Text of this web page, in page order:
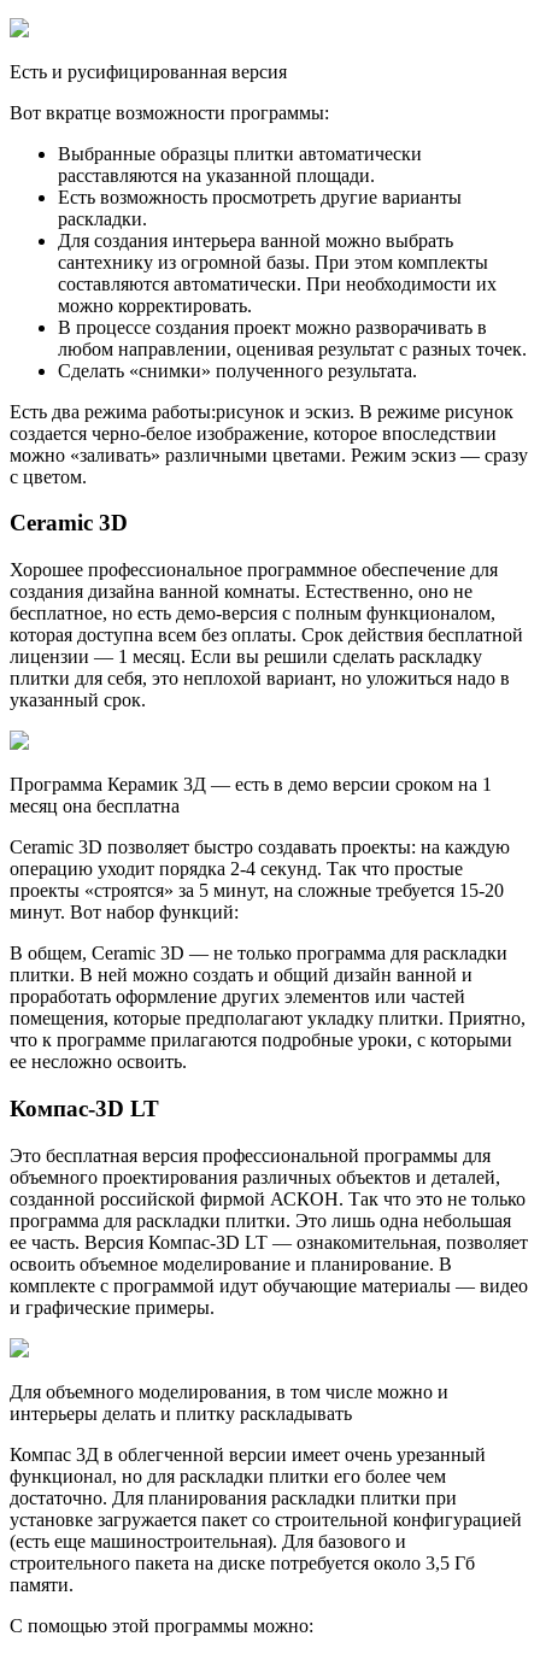
Есть и русифицированная версия
Вот вкратце возможности программы:
Выбранные образцы плитки автоматически
расставляются на указанной площади.
Есть возможность просмотреть другие варианты
раскладки.
Для создания интерьера ванной можно выбрать
сантехнику из огромной базы. При этом комплекты
составляются автоматически. При необходимости их
можно корректировать.
В процессе создания проект можно разворачивать в
любом направлении, оценивая результат с разных точек.
Сделать «снимки» полученного результата.
Есть два режима работы:рисунок и эскиз. В режиме рисунок
создается черно-белое изображение, которое впоследствии
можно «заливать» различными цветами. Режим эскиз — сразу
с цветом.
Ceramic 3D
Хорошее профессиональное программное обеспечение для
создания дизайна ванной комнаты. Естественно, оно не
бесплатное, но есть демо-версия с полным функционалом,
которая доступна всем без оплаты. Срок действия бесплатной
лицензии — 1 месяц. Если вы решили сделать раскладку
плитки для себя, это неплохой вариант, но уложиться надо в
указанный срок.
Программа Керамик 3Д — есть в демо версии сроком на 1
месяц она бесплатна
Ceramic 3D позволяет быстро создавать проекты: на каждую
операцию уходит порядка 2-4 секунд. Так что простые
проекты «строятся» за 5 минут, на сложные требуется 15-20
минут. Вот набор функций:
В общем, Ceramic 3D — не только программа для раскладки
плитки. В ней можно создать и общий дизайн ванной и
проработать оформление других элементов или частей
помещения, которые предполагают укладку плитки. Приятно,
что к программе прилагаются подробные уроки, с которыми
ее несложно освоить.
Компас-3D LT
Это бесплатная версия профессиональной программы для
объемного проектирования различных объектов и деталей,
созданной российской фирмой АСКОН. Так что это не только
программа для раскладки плитки. Это лишь одна небольшая
ее часть. Версия Компас-3D LT — ознакомительная, позволяет
освоить объемное моделирование и планирование. В
комплекте с программой идут обучающие материалы — видео
и графические примеры.
Для объемного моделирования, в том числе можно и
интерьеры делать и плитку раскладывать
Компас 3Д в облегченной версии имеет очень урезанный
функционал, но для раскладки плитки его более чем
достаточно. Для планирования раскладки плитки при
установке загружается пакет со строительной конфигурацией
(есть еще машиностроительная). Для базового и
строительного пакета на диске потребуется около 3,5 Гб
памяти.
С помощью этой программы можно: